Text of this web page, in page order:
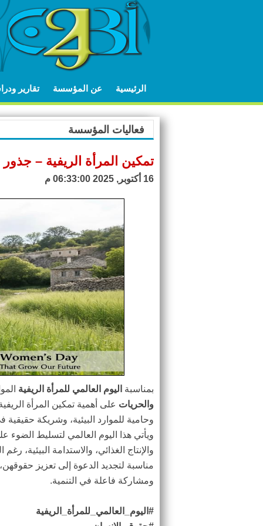
الرئيسية عن المؤسسة تقارير
فعاليات المؤسسة
تمكين المرأة الريفية –
16 أكتوبر, 2025 06:33:00 م
بمناسبة اليوم العالمي للمرأة الريفية
والحريات على أهمية تمكين المرأة
وحامية للموارد البيئية، وشريكة حقيقية
ويأتي هذا اليوم العالمي لتسليط الضوء
والإنتاج الغذائي، والاستدامة البيئية،
مناسبة لتجديد الدعوة إلى تعزيز
ومشاركة فاعلة في التنمية.
#اليوم_العالمي_للمرأة_الريفية